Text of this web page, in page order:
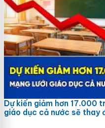
Dự kiến giảm hơn 17.000
giáo dục cả nước sẽ thay